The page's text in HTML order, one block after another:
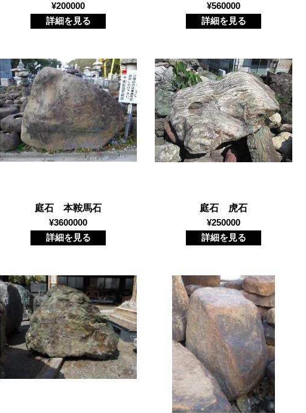
¥200000
詳細を見る
¥560000
詳細を見る
庭石 本鞍馬石
¥3600000
詳細を見る
庭石 虎石
¥250000
詳細を見る